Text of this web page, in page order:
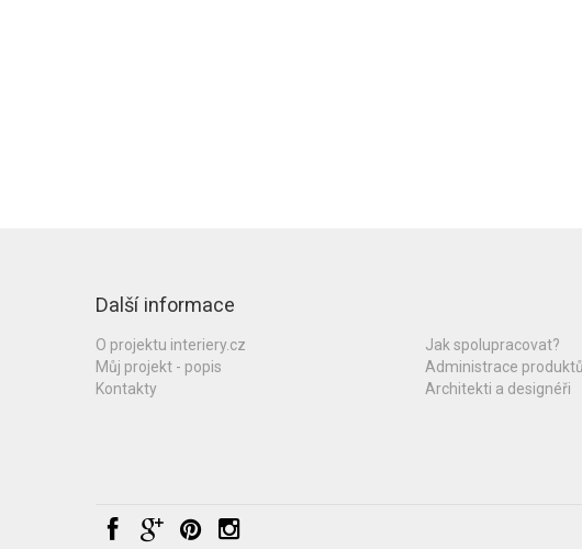
Další informace
O projektu interiery.cz
Můj projekt - popis
Kontakty
Jak spolupracovat?
Administrace produktů
Architekti a designéři